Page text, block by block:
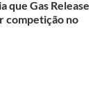
que Gas Release
competição no